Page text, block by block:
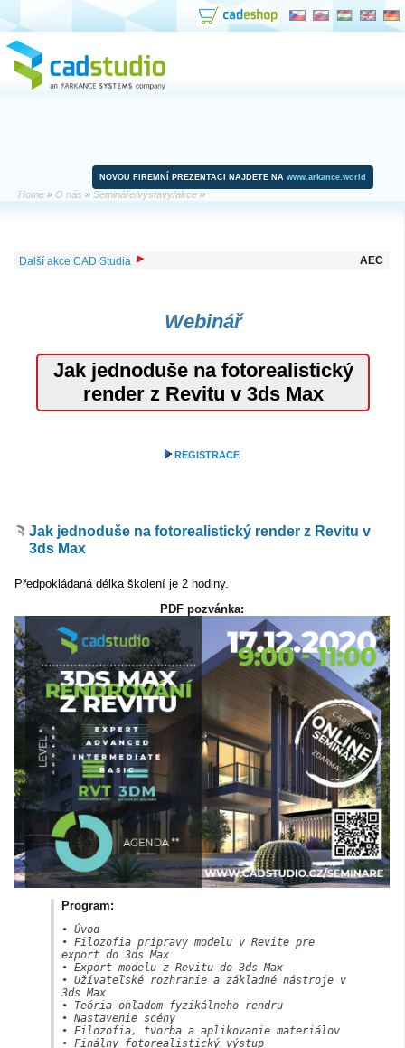
NOVOU FIREMNÍ PREZENTACI NAJDETE NA www.arkance.world
Home » O nás » Semináře/výstavy/akce »
Další akce CAD Studia AEC
Webinář
Jak jednoduše na fotorealistický
render z Revitu v 3ds Max
REGISTRACE
Jak jednoduše na fotorealistický render z Revitu v
3ds Max
Předpokládaná délka školení je 2 hodiny.
PDF pozvánka:
Program:
• Úvod
• Filozofia prípravy modelu v Revite pre
export do 3ds Max
• Export modelu z Revitu do 3ds Max
• Užívateľské rozhranie a základné nástroje v
3ds Max
• Teória ohľadom fyzikálneho rendru
• Nastavenie scény
• Filozofia, tvorba a aplikovanie materiálov
• Finálny fotorealistický výstup